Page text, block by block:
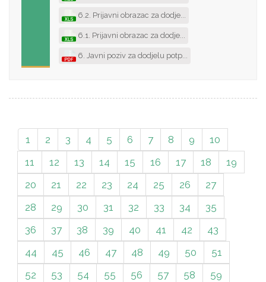
6.2. Prijavni obrazac za dodje...
6.1. Prijavni obrazac za dodje...
6. Javni poziv za dodjelu potp...
1 2 3 4 5 6 7 8 9
10
11
12 13 14 15 16 17 18
19
20
21 22 23 24 25 26
27
28
29 30 31 32 33 34
35
36
37 38 39 40 41 42
43
44
45 46 47 48 49 50
51
52
53 54 55 56 57 58
59